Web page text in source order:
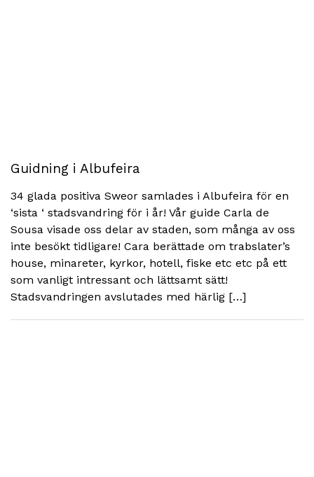
Guidning i Albufeira
34 glada positiva Sweor samlades i Albufeira för en
‘sista ‘ stadsvandring för i år! Vår guide Carla de
Sousa visade oss delar av staden, som många av oss
inte besökt tidligare! Cara berättade om trabslater’s
house, minareter, kyrkor, hotell, fiske etc etc på ett
som vanligt intressant och lättsamt sätt!
Stadsvandringen avslutades med härlig […]